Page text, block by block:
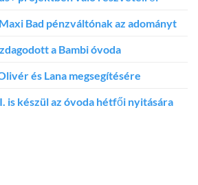
Bad pénzváltónak az adományt
a Bambi óvoda
és Lana megsegítésére
is készül az óvoda hétfői nyitására